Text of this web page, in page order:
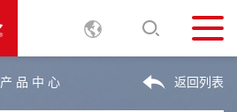
产 品 中 心 返回列表